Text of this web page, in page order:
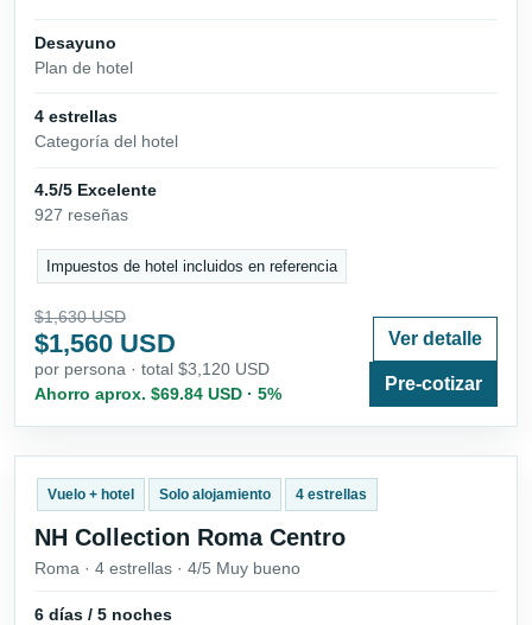
Desayuno
Plan de hotel
4 estrellas
Categoría del hotel
4.5/5 Excelente
927 reseñas
Impuestos de hotel incluidos en referencia
$1,630 USD
$1,560 USD
por persona · total $3,120 USD
Ahorro aprox. $69.84 USD · 5%
Ver detalle
Pre-cotizar
Vuelo + hotel Solo alojamiento 4 estrellas
NH Collection Roma Centro
Roma · 4 estrellas · 4/5 Muy bueno
6 días / 5 noches